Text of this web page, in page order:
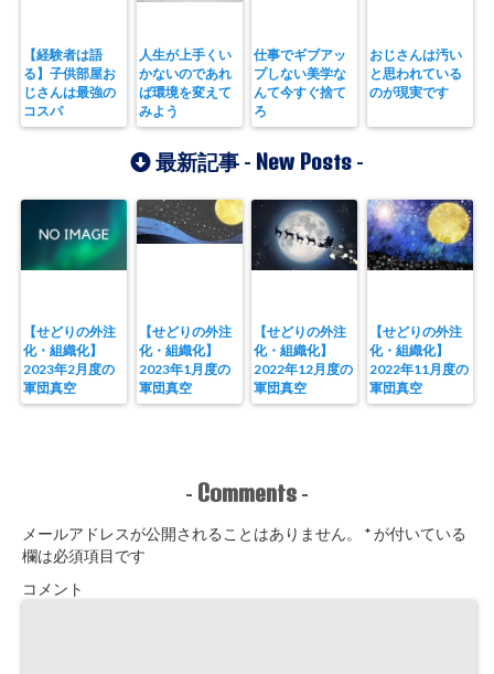
【経験者は語
る】子供部屋お
じさんは最強の
コスパ
人生が上手くい
かないのであれ
ば環境を変えて
みよう
仕事でギブアッ
プしない美学な
んて今すぐ捨て
ろ
おじさんは汚い
と思われている
のが現実です
最新記事 - New Posts -
【せどりの外注
化・組織化】
2023年2月度の
軍団真空
【せどりの外注
化・組織化】
2023年1月度の
軍団真空
【せどりの外注
化・組織化】
2022年12月度の
軍団真空
【せどりの外注
化・組織化】
2022年11月度の
軍団真空
- Comments -
メールアドレスが公開されることはありません。 *が付いている
欄は必須項目です
コメント